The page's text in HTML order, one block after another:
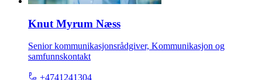
Knut Myrum Næss
Senior kommunikasjonsrådgiver, Kommunikasjon og
samfunnskontakt
+4741241304